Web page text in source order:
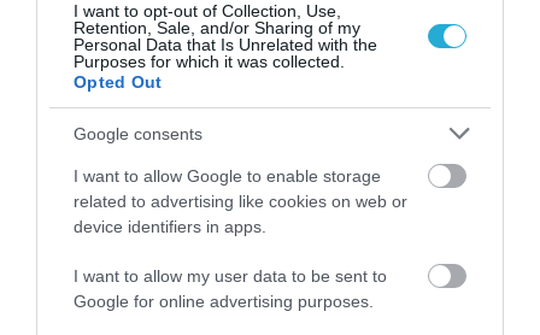
I want to opt-out of Collection, Use,
Retention, Sale, and/or Sharing of my
Personal Data that Is Unrelated with the
Purposes for which it was collected.
Opted Out
Google consents
I want to allow Google to enable storage
related to advertising like cookies on web or
device identifiers in apps.
I want to allow my user data to be sent to
Google for online advertising purposes.
Εύβοια:«Μπάμπες»: βρασμένο παχύ
έντερο γεμιστό με συκώτι, σπλήνα και
μπαχαρικά, όπου το χρώμα της σπλήνας
συμβόλιζε αν ήταν καθαρός, ήταν καλός
οιωνός, αν ήταν κίτρινος και χαραγμένος,
ήταν δυσοίωνο σημάδι.
στα Ζαγοροχώρια της Ηπείρου
τα Χριστούγεννα έφτιαχναν τα “Σπάργανα”